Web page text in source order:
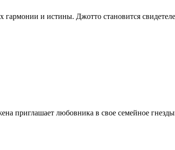
гармонии и истины. Джотто становится
приглашает любовника в свое семейное